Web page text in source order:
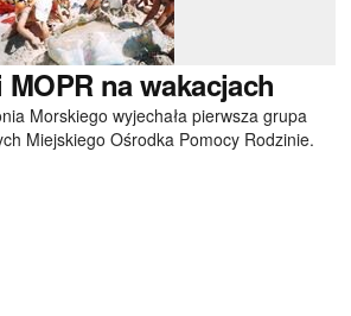
MOPR na wakacjach
Morskiego wyjechała pierwsza grupa
Miejskiego Ośrodka Pomocy Rodzinie.